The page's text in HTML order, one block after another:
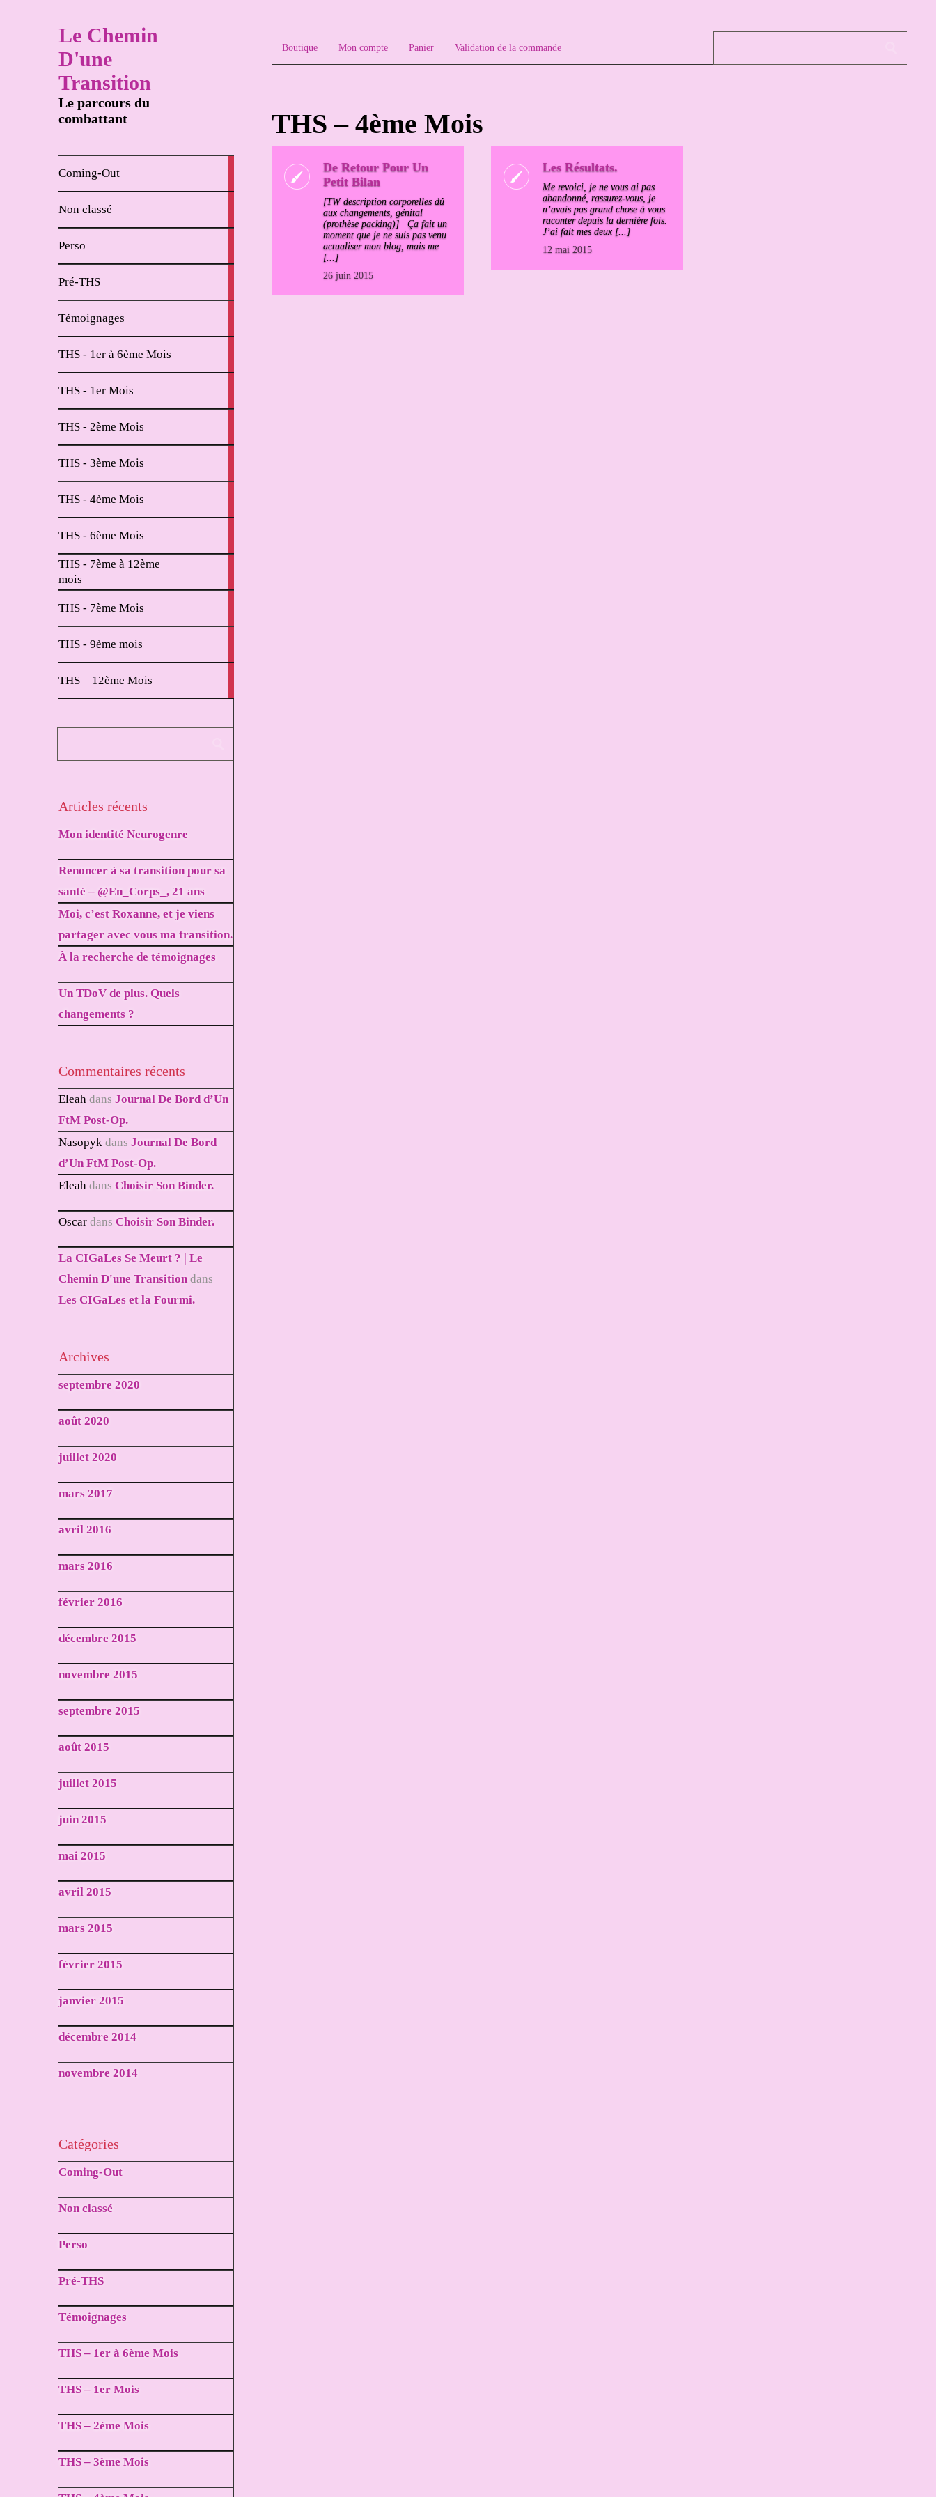
Le Chemin
D'une
Transition
Le parcours du
combattant
Coming-Out
Non classé
Perso
Pré-THS
Témoignages
THS - 1er à 6ème Mois
THS - 1er Mois
THS - 2ème Mois
THS - 3ème Mois
THS - 4ème Mois
THS - 6ème Mois
THS - 7ème à 12ème
mois
THS - 7ème Mois
THS - 9ème mois
THS – 12ème Mois
Articles récents
Mon identité Neurogenre
Renoncer à sa transition pour sa
santé – @En_Corps_, 21 ans
Moi, c’est Roxanne, et je viens
partager avec vous ma transition.
À la recherche de témoignages
Un TDoV de plus. Quels
changements ?
Commentaires récents
Eleah dans Journal De Bord d’Un
FtM Post-Op.
Nasopyk dans Journal De Bord
d’Un FtM Post-Op.
Eleah dans Choisir Son Binder.
Oscardans Choisir Son Binder.
La CIGaLes Se Meurt ? | Le
Chemin D'une Transitiondans
Les CIGaLes et la Fourmi.
Archives
septembre 2020
août 2020
juillet 2020
mars 2017
avril 2016
mars 2016
février 2016
décembre 2015
novembre 2015
septembre 2015
août 2015
juillet 2015
juin 2015
mai 2015
avril 2015
mars 2015
février 2015
janvier 2015
décembre 2014
novembre 2014
Catégories
Coming-Out
Non classé
Perso
Pré-THS
Témoignages
THS – 1er à 6ème Mois
THS – 1er Mois
THS – 2ème Mois
THS – 3ème Mois
Boutique Mon compte Panier Validation de la commande
THS – 4ème Mois
De Retour Pour Un
Petit Bilan
[TW description corporelles dû
aux changements, génital
(prothèse packing)] Ça fait un
moment que je ne suis pas venu
actualiser mon blog, mais me
[...]
26 juin 2015
Les Résultats.
Me revoici, je ne vous ai pas
abandonné, rassurez-vous, je
n’avais pas grand chose à vous
raconter depuis la dernière fois.
J’ai fait mes deux [...]
12 mai 2015